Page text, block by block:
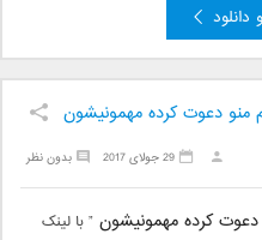
منو دعوت کرده مهمونیشون
بدون نظر 29 جولای 2017
دعوت کرده مهمونیشون” با لینک